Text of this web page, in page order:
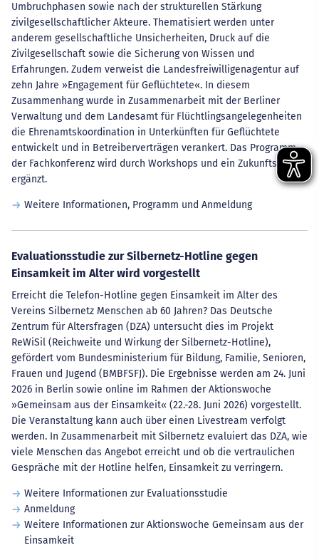
Umbruchphasen sowie nach der strukturellen Stärkung
zivilgesellschaftlicher Akteure. Thematisiert werden unter
anderem gesellschaftliche Unsicherheiten, Druck auf die
Zivilgesellschaft sowie die Sicherung von Wissen und
Erfahrungen. Zudem verweist die Landesfreiwilligenagentur auf
zehn Jahre »Engagement für Geflüchtete«. In diesem
Zusammenhang wurde in Zusammenarbeit mit der Berliner
Verwaltung und dem Landesamt für Flüchtlingsangelegenheiten
die Ehrenamtskoordination in Unterkünften für Geflüchtete
entwickelt und in Betreiberverträgen verankert. Das Programm
der Fachkonferenz wird durch Workshops und ein Zukunftslabor
ergänzt.
Weitere Informationen, Programm und Anmeldung
Evaluationsstudie zur Silbernetz-Hotline gegen
Einsamkeit im Alter wird vorgestellt
Erreicht die Telefon-Hotline gegen Einsamkeit im Alter des
Vereins Silbernetz Menschen ab 60 Jahren? Das Deutsche
Zentrum für Altersfragen (DZA) untersucht dies im Projekt
ReWiSil (Reichweite und Wirkung der Silbernetz-Hotline),
gefördert vom Bundesministerium für Bildung, Familie, Senioren,
Frauen und Jugend (BMBFSFJ). Die Ergebnisse werden am 24. Juni
2026 in Berlin sowie online im Rahmen der Aktionswoche
»Gemeinsam aus der Einsamkeit« (22.-28. Juni 2026) vorgestellt.
Die Veranstaltung kann auch über einen Livestream verfolgt
werden. In Zusammenarbeit mit Silbernetz evaluiert das DZA, wie
viele Menschen das Angebot erreicht und ob die vertraulichen
Gespräche mit der Hotline helfen, Einsamkeit zu verringern.
Weitere Informationen zur Evaluationsstudie
Anmeldung
Weitere Informationen zur Aktionswoche Gemeinsam aus der
Einsamkeit